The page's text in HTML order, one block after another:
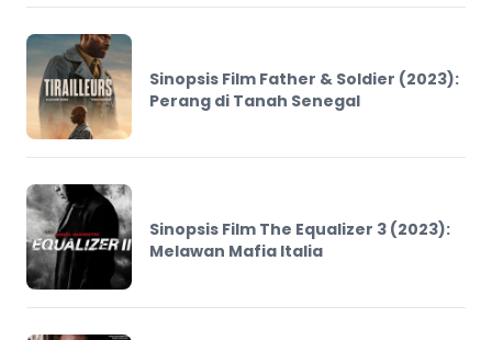
Sinopsis Film Father & Soldier (2023):
Perang di Tanah Senegal
Sinopsis Film The Equalizer 3 (2023):
Melawan Mafia Italia